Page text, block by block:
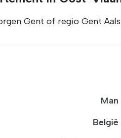
Gent of regio Gent
Man
België